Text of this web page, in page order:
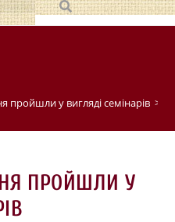
пройшли у вигляді семінарів >
ПРОЙШЛИ У